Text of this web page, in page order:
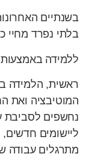
בשנתיים
בלתי נפרד מחיי
ללמידה
ראשית, הלמידה
המוטיבציה ואת
נחשפים לסביבת
ליישומים
מתרגלים עבודה